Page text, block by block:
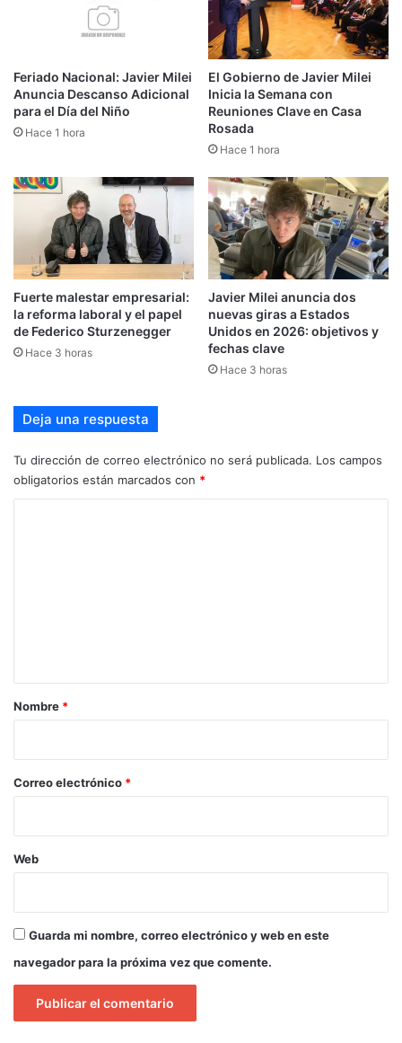
Feriado Nacional: Javier Milei
Anuncia Descanso Adicional
para el Día del Niño
Hace 1 hora
El Gobierno de Javier Milei
Inicia la Semana con
Reuniones Clave en Casa
Rosada
Hace 1 hora
Fuerte malestar empresarial:
la reforma laboral y el papel
de Federico Sturzenegger
Hace 3 horas
Javier Milei anuncia dos
nuevas giras a Estados
Unidos en 2026: objetivos y
fechas clave
Hace 3 horas
Deja una respuesta
Tu dirección de correo electrónico no será publicada. Los campos
obligatorios están marcados con *
r
*
Nombre *
Correo electrónico *
Web
Guarda mi nombre, correo electrónico y web en este
navegador para la próxima vez que comente.